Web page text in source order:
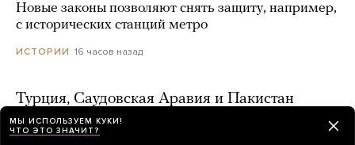
Новые законы позволяют снять защиту, например,
с исторических станций метро
ИСТОРИИ 16 часов назад
Турция, Саудовская Аравия и Пакистан
подписали соглашение о коллективной
обороне
МЫ ИСПОЛЬЗУЕМ КУКИ!
ЧТО ЭТО ЗНАЧИТ?